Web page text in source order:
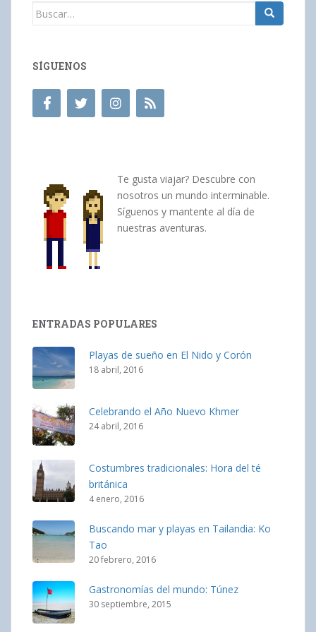
Buscar:
SÍGUENOS
Te gusta viajar? Descubre con
nosotros un mundo interminable.
Síguenos y mantente al día de
nuestras aventuras.
ENTRADAS POPULARES
Playas de sueño en El Nido y Corón
18 abril, 2016
Celebrando el Año Nuevo Khmer
24 abril, 2016
Costumbres tradicionales: Hora del té
británica
4 enero, 2016
Buscando mar y playas en Tailandia: Ko
Tao
20 febrero, 2016
Gastronomías del mundo: Túnez
30 septiembre, 2015